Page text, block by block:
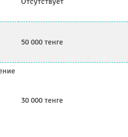
50 000 тенге
30 000 тенге